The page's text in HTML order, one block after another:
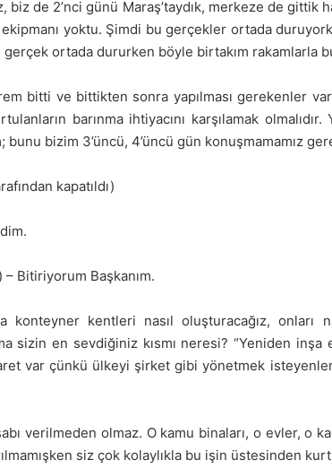
biz de 2’nci günü Maraş’taydık, merkeze de
ekipmanı yoktu. Şimdi bu gerçekler ortada
ortada dururken böyle birtakım rakamlarla
bitti ve bittikten sonra yapılması gerekenler
barınma ihtiyacını karşılamak
bunu bizim 3’üncü, 4’üncü gün konuşmamamız
kapatıldı)
– Bitiriyorum Başkanım.
konteyner kentleri nasıl oluşturacağız, onları
sizin en sevdiğiniz kısmı neresi? “Yeniden
var çünkü ülkeyi şirket gibi yönetmek
verilmeden olmaz. O kamu binaları, o evler, o
siz çok kolaylıkla bu işin üstesinden